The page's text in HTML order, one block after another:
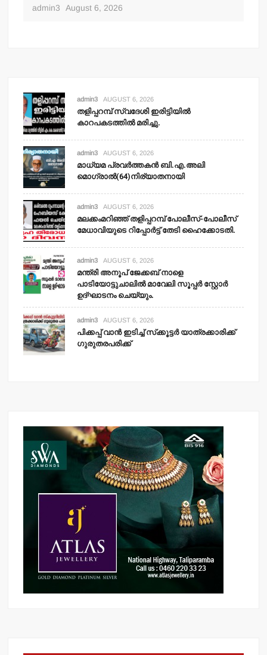
admin3 August 6, 2026
admin3 AUGUST 6, 2026
തളിപ്പറമ്പ് സ്വദേശി ഇരിട്ടിയില്‍
കാറപകടത്തില്‍ മരിച്ചു.
admin3 AUGUST 6, 2026
മാധ്യമ പ്രവര്‍ത്തകന്‍ ബി.എ.അലി
മൊഗ്രാല്‍(64)നിര്യാതനായി
admin3 AUGUST 6, 2026
മലക്കംമറിഞ്ഞ് തളിപ്പറമ്പ് പോലീസ്-പോലീസ്
മേധാവിയുടെ റിപ്പോര്‍ട്ട് തേടി ഹൈക്കോടതി.
admin3 AUGUST 6, 2026
മന്ത്രി അനൂപ് ജേക്കബ് നാളെ
പാടിയോട്ടുചാലില്‍ മാവേലി സൂപ്പര്‍ സ്റ്റോര്‍
ഉദ്ഘാടനം ചെയ്യും.
admin3 AUGUST 6, 2026
പിക്കപ്പ് വാന്‍ ഇടിച്ച് സ്‌ക്കൂട്ടര്‍ യാത്രക്കാരിക്ക്
ഗുരുതരപരിക്ക്